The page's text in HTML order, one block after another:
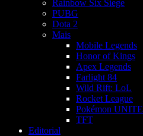
Rainbow Six Siege
PUBG
Dota 2
Mais
Mobile Legends
Honor of Kings
Apex Legends
Farlight 84
Wild Rift: LoL
Rocket League
Pokémon UNITE
TFT
Editorial